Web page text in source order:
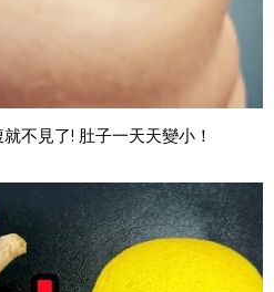
不見了! 肚子一天天變小！